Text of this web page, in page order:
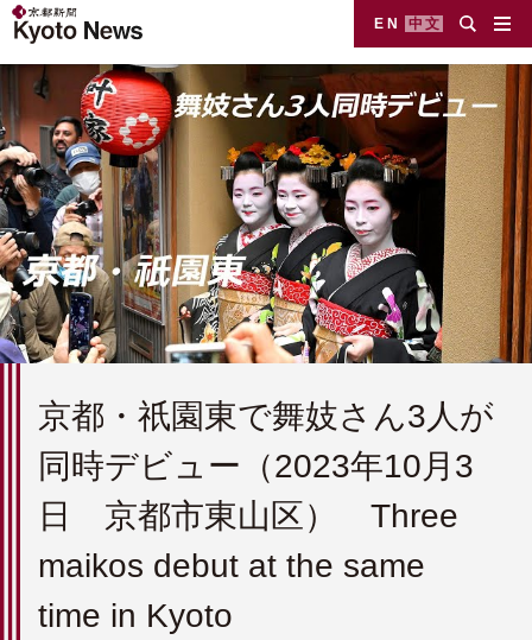
EN 中文
京都・祇園東で舞妓さん3人が
同時デビュー（2023年10月3
日 京都市東山区） Three
maikos debut at the same
time in Kyoto